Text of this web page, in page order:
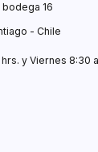
16
- Chile
y Viernes 8:30